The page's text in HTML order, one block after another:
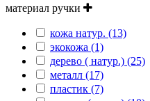
материал ручки
кожа натур. (13)
экокожа (1)
дерево ( натур.) (25)
металл (17)
пластик (7)